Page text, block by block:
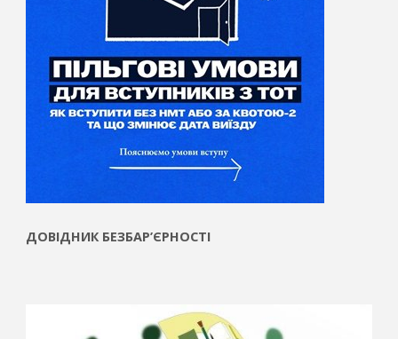
ДОВІДНИК БЕЗБАР’ЄРНОСТІ